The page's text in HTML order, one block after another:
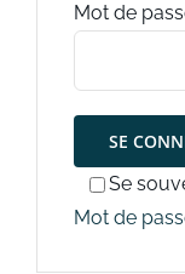
Mot de
Se
SE
Mot de